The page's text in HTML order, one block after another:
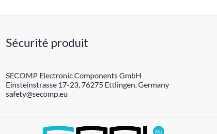
Sécurité produit
SECOMP Electronic Components GmbH
Einsteinstrasse 17-23, 76275 Ettlingen, Germany
safety@secomp.eu